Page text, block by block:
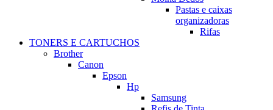
Pastas e caixas
organizadoras
Rifas
TONERS E CARTUCHOS
Brother
Canon
Epson
Hp
Samsung